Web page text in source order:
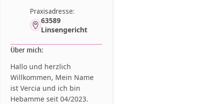
Praxisadresse:
63589
Linsengericht
Über mich:
Hallo und herzlich
Willkommen, Mein Name
ist Vercia und ich bin
Hebamme seit 04/2023.